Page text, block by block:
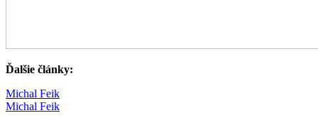
Ďalšie články:
Michal Feik
Michal Feik